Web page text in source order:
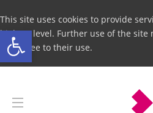
Open toolbar
This site uses cookies to provide
highest level. Further use of the site
you agree to their use.